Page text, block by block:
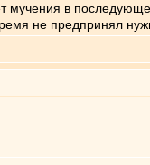
мучения в
не предпринял